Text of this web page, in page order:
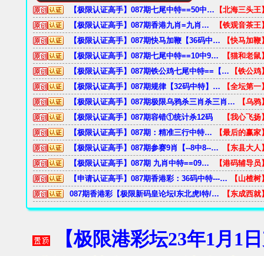
【极限认证高手】087期七尾中特==50中43==低端达标==合并四头中特起来可综合一份好资料！
【北海三头王
【极限认证高手】087期香港九肖=九肖中特==40中36==低端达标==让你爽到高潮==到顶端
【铁观音茶王
【极限认证高手】087期快马加鞭【36码中特】==30中28==低端达标==准确率棒棒滴，一般人我不告诉他
【快马加鞭
【极限认证高手】087期七尾中特==10中9==低端达标==大家跟好吧==继续努力
【猫和老鼠
【极限认证高手】087期铁公鸡七尾中特==【20中17】==达标==资料多准
【铁公鸡
【极限认证高手】087期规律【32码中特】==9中8==中端达标==准确率还好！
【全坛第一
【极限认证高手】087期极限乌鸦杀三肖杀三肖==15中13==低端达标==期期为您省钱，请关注我！
【乌鸦
【极限认证高手】087期容错①统计杀12码
【我心飞扬
【极限认证高手】087期：精准三行中特==【10中8】==达标认证==
【最后的赢家
【极限认证高手】087期参赛9肖【--8中8--】==低端达标==有支持才有动力。
【东县大人
【极限认证高手】087期 九肖中特==09中09==
【港码辅导员
【申请认证高手】087期香港彩：36码中特---10中9---低端达标===包您满意。
【山楂树
087期香港彩【极限新码皇论坛I东北虎I特/平码规律版路/综合规律区】公式规律全集合
【东成西就
【极限港彩坛23年1月1